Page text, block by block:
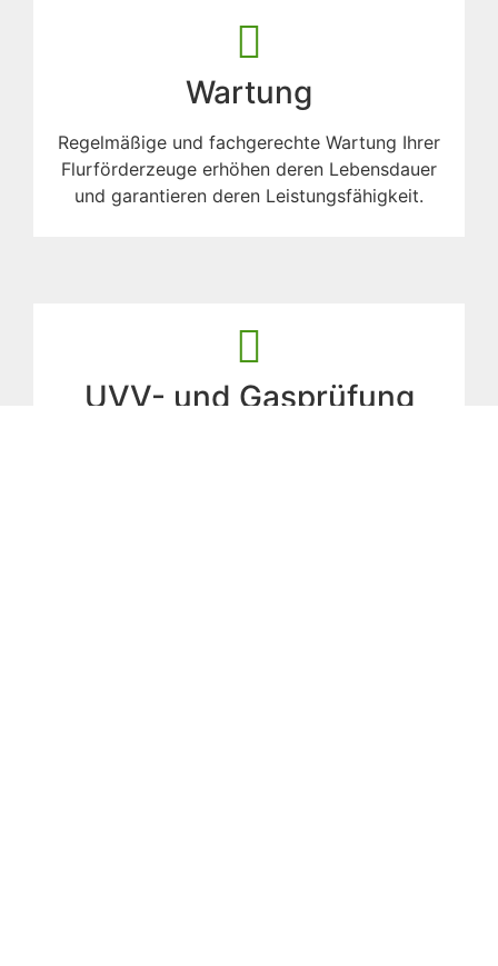
Wartung
Regelmäßige und fachgerechte Wartung Ihrer
Flurförderzeuge erhöhen deren Lebensdauer
und garantieren deren Leistungsfähigkeit.
UVV- und Gasprüfung